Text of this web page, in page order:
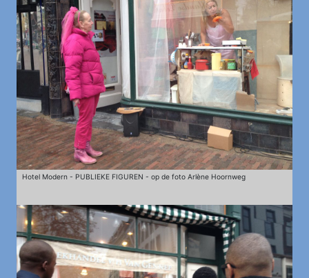
Hotel Modern - PUBLIEKE FIGUREN - op de foto Arlène Hoornweg